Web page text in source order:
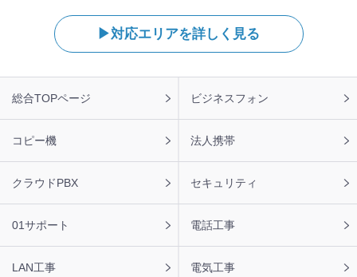
対応エリアを詳しく見る
ッ
タ
総合TOPページ ビジネスフォン
コピー機 法人携帯
クラウドPBX セキュリティ
01サポート 電話工事
LAN工事 電気工事